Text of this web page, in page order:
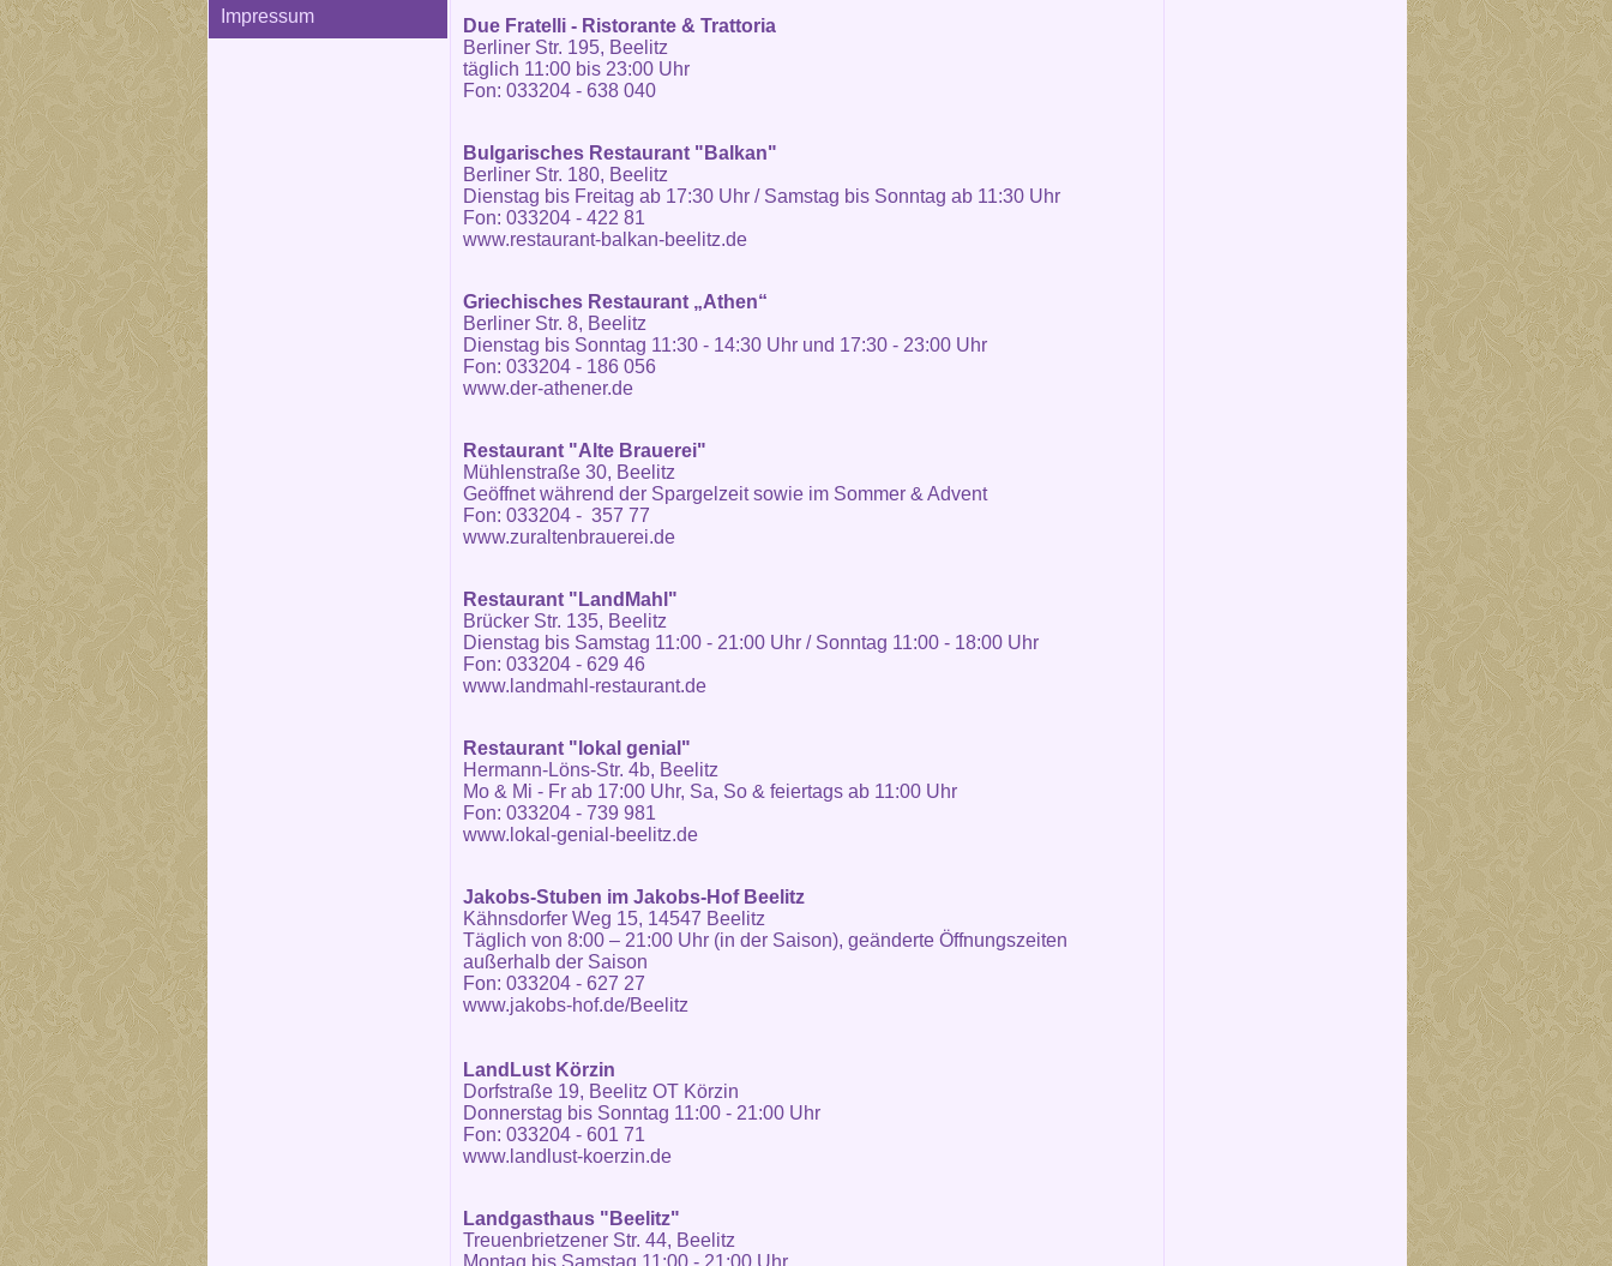
Impressum
Due Fratelli - Ristorante & Trattoria
Berliner Str. 195, Beelitz
täglich 11:00 bis 23:00 Uhr
Fon: 033204 - 638 040
Bulgarisches Restaurant "Balkan"
Berliner Str. 180, Beelitz
Dienstag bis Freitag ab 17:30 Uhr / Samstag bis Sonntag ab 11:30 Uhr
Fon: 033204 - 422 81
www.restaurant-balkan-beelitz.de
Griechisches Restaurant „Athen“
Berliner Str. 8, Beelitz
Dienstag bis Sonntag 11:30 - 14:30 Uhr und 17:30 - 23:00 Uhr
Fon: 033204 - 186 056
www.der-athener.de
Restaurant "Alte Brauerei"
Mühlenstraße 30, Beelitz
Geöffnet während der Spargelzeit sowie im Sommer & Advent
Fon: 033204 - 357 77
www.zuraltenbrauerei.de
Restaurant "LandMahl"
Brücker Str. 135, Beelitz
Dienstag bis Samstag 11:00 - 21:00 Uhr / Sonntag 11:00 - 18:00 Uhr
Fon: 033204 - 629 46
www.landmahl-restaurant.de
Restaurant "lokal genial"
Hermann-Löns-Str. 4b, Beelitz
Mo & Mi - Fr ab 17:00 Uhr, Sa, So & feiertags ab 11:00 Uhr
Fon: 033204 - 739 981
www.lokal-genial-beelitz.de
Jakobs-Stuben im Jakobs-Hof Beelitz
Kähnsdorfer Weg 15, 14547 Beelitz
Täglich von 8:00 – 21:00 Uhr (in der Saison), geänderte Öffnungszeiten
außerhalb der Saison
Fon: 033204 - 627 27
www.jakobs-hof.de/Beelitz
LandLust Körzin
Dorfstraße 19, Beelitz OT Körzin
Donnerstag bis Sonntag 11:00 - 21:00 Uhr
Fon: 033204 - 601 71
www.landlust-koerzin.de
Landgasthaus "Beelitz"
Treuenbrietzener Str. 44, Beelitz
Montag bis Samstag 11:00 - 21:00 Uhr